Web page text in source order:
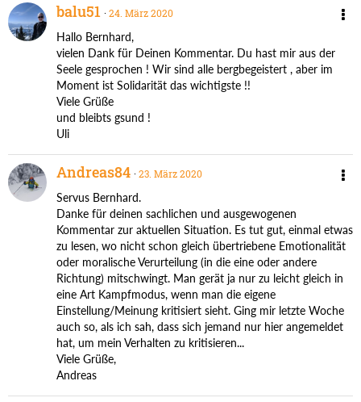
balu51 24. März 2020
Hallo Bernhard,
vielen Dank für Deinen Kommentar. Du hast mir aus der
Seele gesprochen ! Wir sind alle bergbegeistert , aber im
Moment ist Solidarität das wichtigste !!
Viele Grüße
und bleibts gsund !
Uli
Andreas84 23. März 2020
Servus Bernhard.
Danke für deinen sachlichen und ausgewogenen
Kommentar zur aktuellen Situation. Es tut gut, einmal etwas
zu lesen, wo nicht schon gleich übertriebene Emotionalität
oder moralische Verurteilung (in die eine oder andere
Richtung) mitschwingt. Man gerät ja nur zu leicht gleich in
eine Art Kampfmodus, wenn man die eigene
Einstellung/Meinung kritisiert sieht. Ging mir letzte Woche
auch so, als ich sah, dass sich jemand nur hier angemeldet
hat, um mein Verhalten zu kritisieren...
Viele Grüße,
Andreas